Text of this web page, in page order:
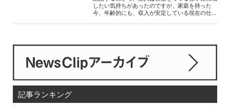
したい気持ちがあったのですが、家庭を持った
今、年齢的にも、収入が安定している現在の仕...
記事ランキング